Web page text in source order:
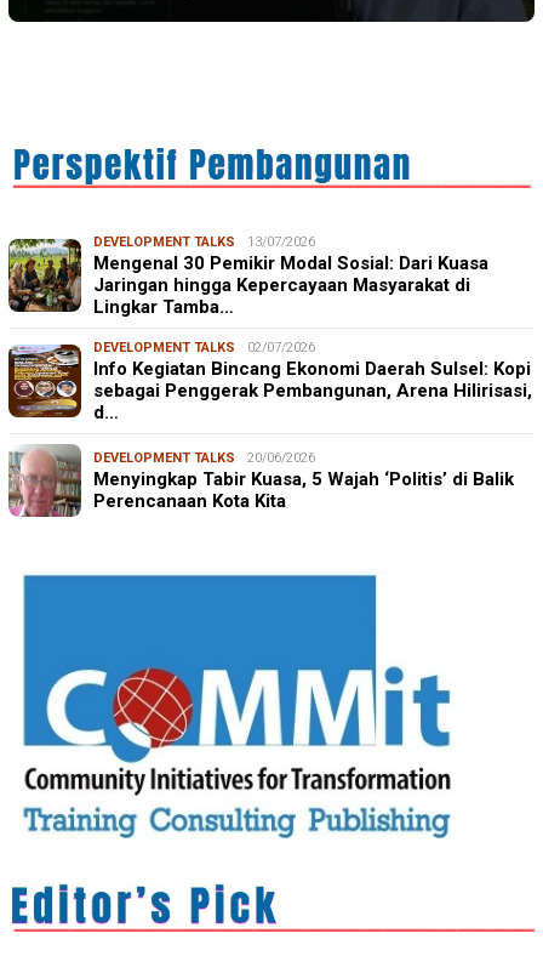
DEVELOPMENT TALKS 13/07/2026
Mengenal 30 Pemikir Modal Sosial: Dari Kuasa
Jaringan hingga Kepercayaan Masyarakat di
Lingkar Tamba…
DEVELOPMENT TALKS 02/07/2026
Info Kegiatan Bincang Ekonomi Daerah Sulsel: Kopi
sebagai Penggerak Pembangunan, Arena Hilirisasi,
d…
DEVELOPMENT TALKS 20/06/2026
Menyingkap Tabir Kuasa, 5 Wajah ‘Politis’ di Balik
Perencanaan Kota Kita